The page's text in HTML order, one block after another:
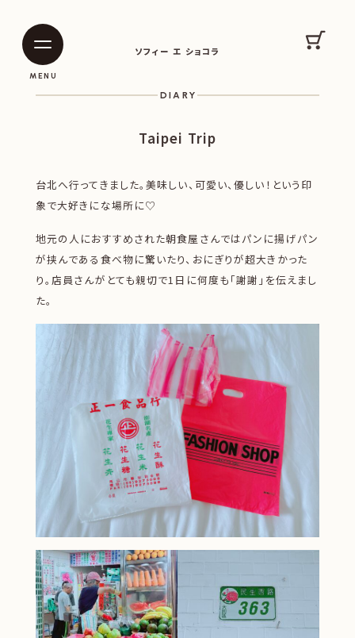
ソフィー エ ショコラ
MENU
カー
DIARY
Taipei Trip
台北へ行ってきました。美味しい、可愛い、優しい！という印
象で大好きにな場所に♡
地元の人におすすめされた朝食屋さんではパンに揚げパン
が挟んである食べ物に驚いたり、おにぎりが超大きかった
り。店員さんがとても親切で1日に何度も「謝謝」を伝えまし
た。